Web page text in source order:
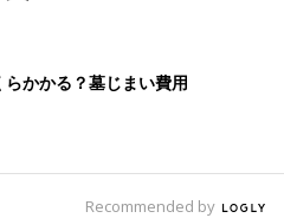
かかる？墓じまい費用
Recommended by